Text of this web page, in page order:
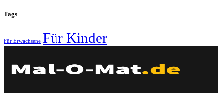
Tags
Für Erwachsene Für Kinder